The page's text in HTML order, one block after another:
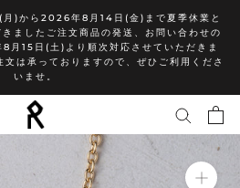
)から2026年8月14日(金)まで夏季休業と
ましたご注文商品の発送、お問い合わせの
月15日(土)より順次対応させていただきま
は承っておりますので、ぜひご利用くださ
いませ。